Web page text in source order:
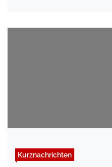
Kurznachrichten